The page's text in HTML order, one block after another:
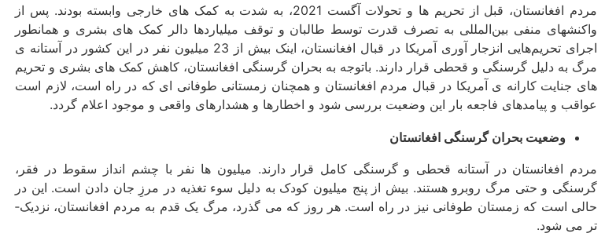
مردم افغانستان، قبل از تحریم ها و تحولات آگست 2021، به شدت به کمک های خارجی وابسته بودند. پس از
واکنش­های منفی بین‌المللی به تصرف قدرت توسط طالبان و توقف میلیاردها دالر کمک های بشری و همانطور
اجرای تحریم‌هایی انزجار آوری آمریکا در قبال افغانستان، اینک بیش از 23 میلیون نفر در این کشور در آستانه­ ی
مرگ به دلیل گرسنگی و قحطی قرار دارند. باتوجه به بحران گرسنگی افغانستان، کاهش کمک های بشری و تحریم
های جنایت کارانه ­ی آمریکا در قبال مردم افغانستان و همچنان زمستانی طوفانی­ ای که در راه است، لازم است
عواقب و پیامدهای فاجعه ­بار این وضعیت بررسی شود و اخطارها و هشدارهای واقعی و موجود اعلام گردد.
وضعیت بحران گرسنگی افغانستان
مردم افغانستان در آستانه قحطی و گرسنگی کامل قرار دارند. میلیون ها نفر با چشم انداز سقوط در فقر،
گرسنگی و حتی مرگ روبرو هستند. بیش از پنج میلیون کودک به دلیل سوء تغذیه در مرزِ جان دادن است. این در
حالی است که زمستان طوفانی نیز در راه است. هر روز که می ­گذرد، مرگ یک قدم به مردم افغانستان، نزدیک­
تر می ­شود.